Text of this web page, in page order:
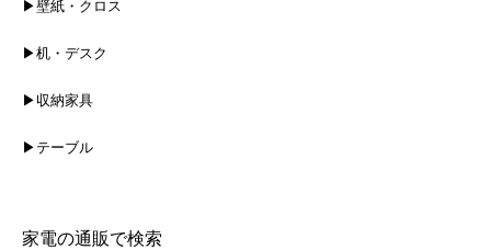
▶壁紙・クロス
▶机・デスク
▶収納家具
▶テーブル
家電の通販で検索